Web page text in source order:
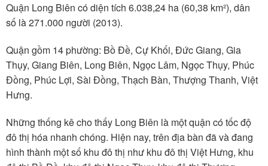
Quận Long Biên có diện tích 6.038,24 ha (60,38 km²), dân
số là 271.000 người (2013).
Quận gồm 14 phường: Bồ Đề, Cự Khối, Đức Giang, Gia
Thụy, Giang Biên, Long Biên, Ngọc Lâm, Ngọc Thụy, Phúc
Đồng, Phúc Lợi, Sài Đồng, Thạch Bàn, Thượng Thanh, Việt
Hưng.
Những thống kê cho thấy Long Biên là một quận có tốc độ
đô thị hóa nhanh chóng. Hiện nay, trên địa bàn đã và đang
hình thành một số khu đô thị như khu đô thị Việt Hưng, khu